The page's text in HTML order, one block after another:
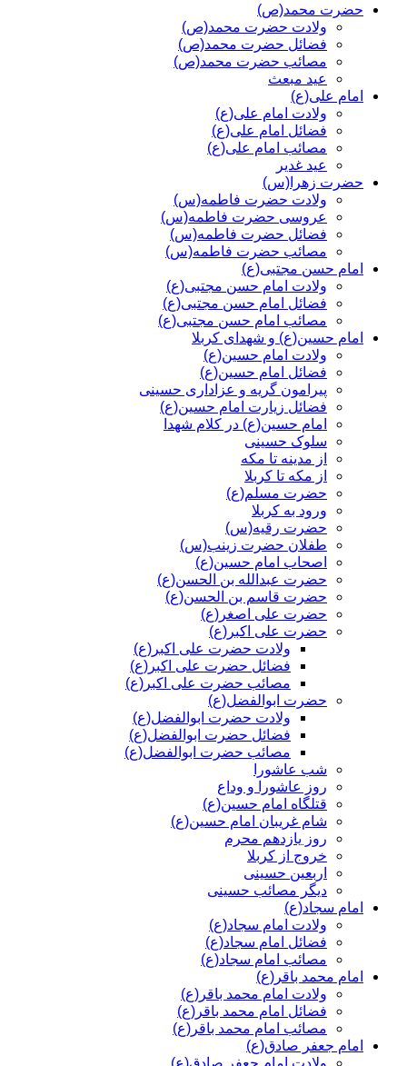
حضرت محمد(ص)
ولادت حضرت محمد(ص)
فضائل حضرت محمد(ص)
مصائب حضرت محمد(ص)
عید مبعث
امام علی(ع)
ولادت امام علی(ع)
فضائل امام علی(ع)
مصائب امام علی(ع)
عید غدیر
حضرت زهرا(س)
ولادت حضرت فاطمه(س)
عروسی حضرت فاطمه(س)
فضائل حضرت فاطمه(س)
مصائب حضرت فاطمه(س)
امام حسن مجتبی(ع)
ولادت امام حسن مجتبی(ع)
فضائل امام حسن مجتبی(ع)
مصائب امام حسن مجتبی(ع)
امام حسین(ع) و شهدای کربلا
ولادت امام حسین(ع)
فضائل امام حسین(ع)
پیرامون گریه و عزاداری حسینی
فضائل زیارت امام حسین(ع)
امام حسین(ع) در کلام شهدا
سلوک حسینی
از مدینه تا مکه
از مکه تا کربلا
حضرت مسلم(ع)
ورود به کربلا
حضرت رقیه(س)
طفلان حضرت زینب(س)
اصحاب امام حسین(ع)
حضرت عبدالله بن الحسن(ع)
حضرت قاسم بن الحسن(ع)
حضرت علی اصغر(ع)
حضرت علی اکبر(ع)
ولادت حضرت علی اکبر(ع)
فضائل حضرت علی اکبر(ع)
مصائب حضرت علی اکبر(ع)
حضرت ابوالفضل(ع)
ولادت حضرت ابوالفضل(ع)
فضائل حضرت ابوالفضل(ع)
مصائب حضرت ابوالفضل(ع)
شب عاشورا
روز عاشورا و وداع
قتلگاه امام حسین(ع)
شام غریبان امام حسین(ع)
روز یازدهم محرم
خروج از کربلا
اربعین حسینی
دیگر مصائب حسینی
امام سجاد(ع)
ولادت امام سجاد(ع)
فضائل امام سجاد(ع)
مصائب امام سجاد(ع)
امام محمد باقر(ع)
ولادت امام محمد باقر(ع)
فضائل امام محمد باقر(ع)
مصائب امام محمد باقر(ع)
امام جعفر صادق(ع)
ولادت امام جعفر صادق(ع)